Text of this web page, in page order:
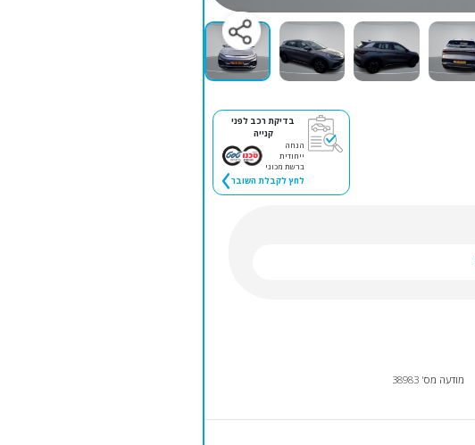
בדיקת רכב לפני
קנייה
הנחה
ייחודית
ברשת מכוני
לחץ לקבלת השובר
מודעה מס' 38983